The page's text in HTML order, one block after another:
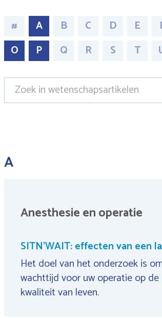
# A B C D E
O
P Q R S T
A
Anesthesie en operatie
SITN'WAIT: effecten van een
Het doel van het onderzoek is
wachttijd voor uw operatie op
kwaliteit van leven.